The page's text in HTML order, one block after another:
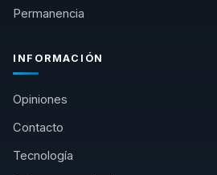
Permanencia
INFORMACIÓN
Opiniones
Contacto
Tecnología